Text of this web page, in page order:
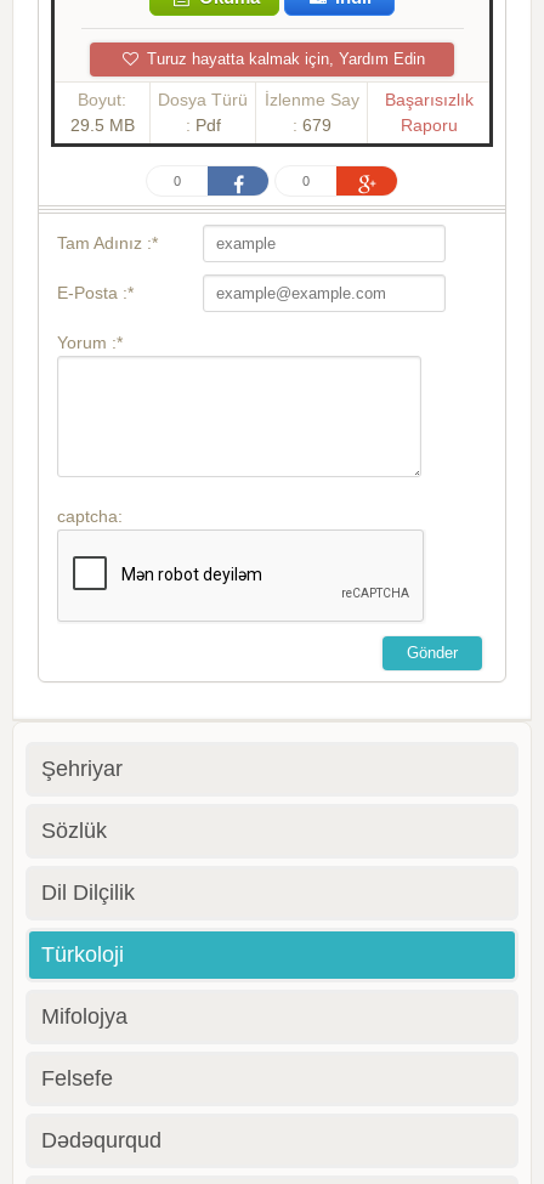
Turuz hayatta kalmak için, Yardım Edin
Boyut:
29.5 MB
Dosya Türü
: Pdf
İzlenme Say
: 679
Başarısızlık
Raporu
0 0
Tam Adınız :*
E-Posta :*
Yorum :*
captcha:
Şehriyar
Sözlük
Dil Dilçilik
Türkoloji
Mifolojya
Felsefe
Dədəqurqud